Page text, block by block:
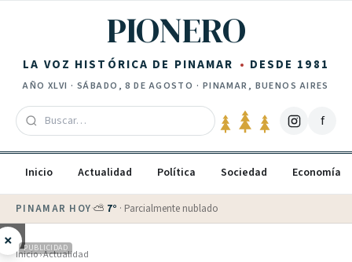
PIONERO
LA VOZ HISTÓRICA DE PINAMAR DESDE 1981
AÑO XLVI · SÁBADO, 8 DE AGOSTO · PINAMAR, BUENOS AIRES
f
Inicio Actualidad Política Sociedad Economía
PINAMAR HOY·💵 Dólar blue$1525 · oficial $
× PUBLICIDAD
Inicio›Actualidad